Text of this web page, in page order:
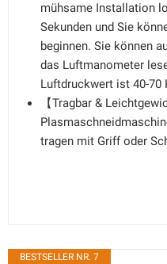
mühsame Installation
Sekunden und Sie
beginnen. Sie können
das Luftmanometer
Luftdruckwert ist 40-70
【Tragbar &
tragen mit Griff oder
BESTSELLER NR. 7